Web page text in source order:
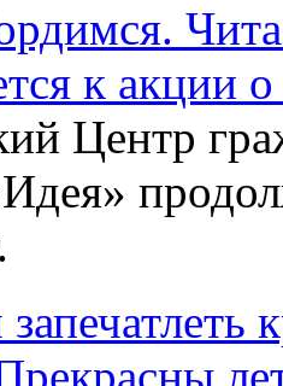
к акции
Центр